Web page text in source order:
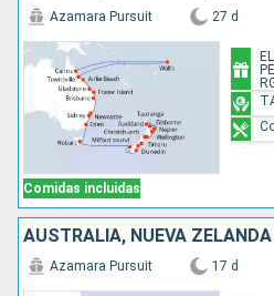
Comidas incluidas
Azamara Pursuit 27 d
AUSTRALIA, NUEVA ZELANDA
Azamara Pursuit 17 d